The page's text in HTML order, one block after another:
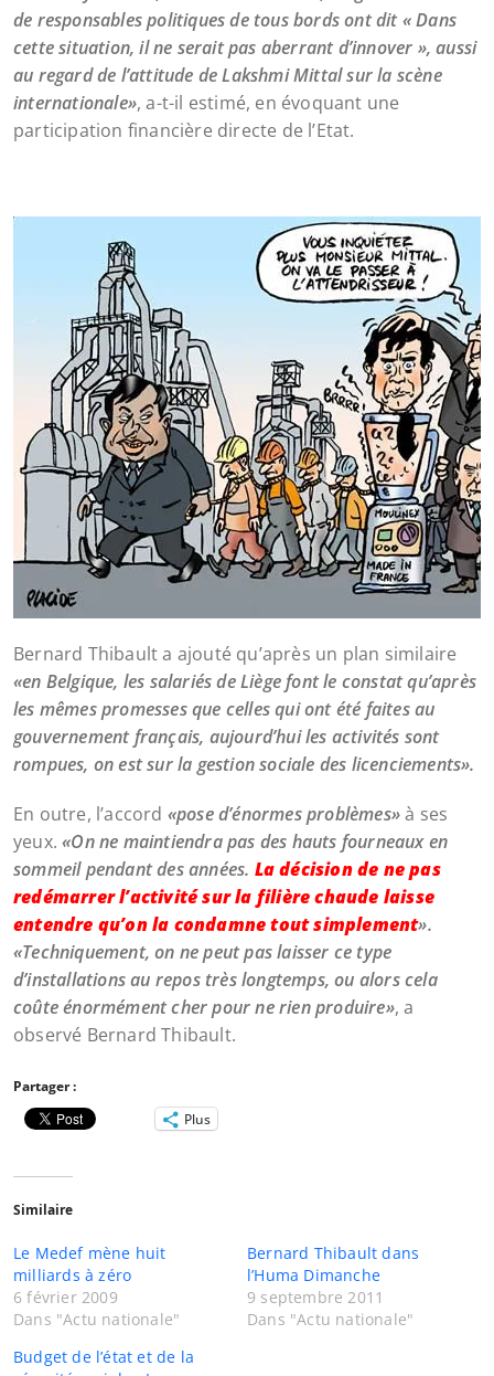
de responsables politiques de tous bords ont dit « Dans
cette situation, il ne serait pas aberrant d’innover », aussi
au regard de l’attitude de Lakshmi Mittal sur la scène
internationale», a-t-il estimé, en évoquant une
participation financière directe de l’Etat.
Bernard Thibault a ajouté qu’après un plan similaire
«en Belgique, les salariés de Liège font le constat qu’après
les mêmes promesses que celles qui ont été faites au
gouvernement français, aujourd’hui les activités sont
rompues, on est sur la gestion sociale des licenciements».
En outre, l’accord «pose d’énormes problèmes»à ses
yeux.«On ne maintiendra pas des hauts fourneaux en
sommeil pendant des années. La décision de ne pas
redémarrer l’activité sur la filière chaude laisse
entendre qu’on la condamne tout simplement».
«Techniquement, on ne peut pas laisser ce type
d’installations au repos très longtemps, ou alors cela
coûte énormément cher pour ne rien produire», a
observé Bernard Thibault.
Partager :
Plus
Similaire
Le Medef mène huit
milliards à zéro
6 février 2009
Dans "Actu nationale"
Bernard Thibault dans
l’Huma Dimanche
9 septembre 2011
Dans "Actu nationale"
Budget de l’état et de la